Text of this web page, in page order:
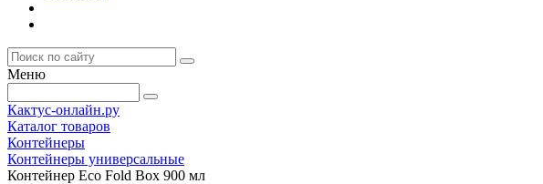
Меню
Кактус-онлайн.ру
Каталог товаров
Контейнеры
Контейнеры универсальные
Контейнер Eco Fold Box 900 мл